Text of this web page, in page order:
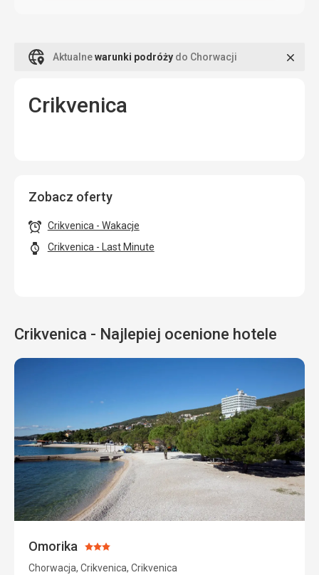
Aktualnewarunki podróży do Chorwacji
Crikvenica
Zobacz oferty
Crikvenica - Wakacje
Crikvenica - Last Minute
Crikvenica - Najlepiej ocenione hotele
Omorika Ocena:
3/5
Chorwacja, Crikvenica, Crikvenica